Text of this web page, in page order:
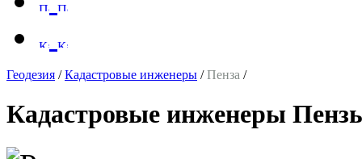
Геодезия /Кадастровые инженеры /Пенза /
Кадастровые инженеры